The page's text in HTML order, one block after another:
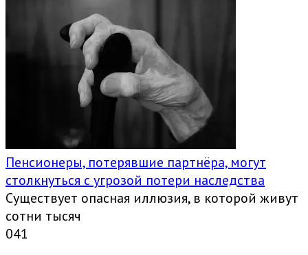
Пенсионеры, потерявшие партнёра, могут
столкнуться с угрозой потери наследства
Существует опасная иллюзия, в которой живут
сотни тысяч
041